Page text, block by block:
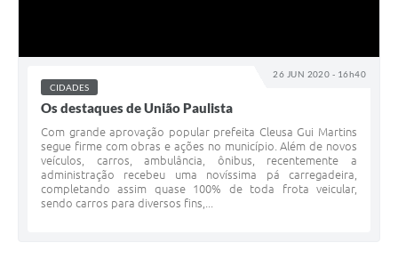
26 JUN 2020 - 16h40
CIDADES
Os destaques de União Paulista
Com grande aprovação popular prefeita Cleusa Gui Martins
segue firme com obras e ações no município. Além de novos
veículos, carros, ambulância, ônibus, recentemente a
administração recebeu uma novíssima pá carregadeira,
completando assim quase 100% de toda frota veicular,
sendo carros para diversos fins,...